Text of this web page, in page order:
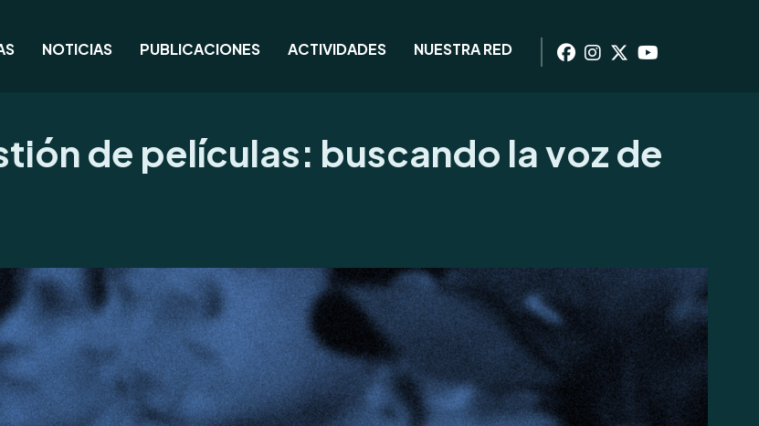
NOTICIAS PUBLICACIONES ACTIVIDADES NUESTRA RED
de películas: buscando la voz de